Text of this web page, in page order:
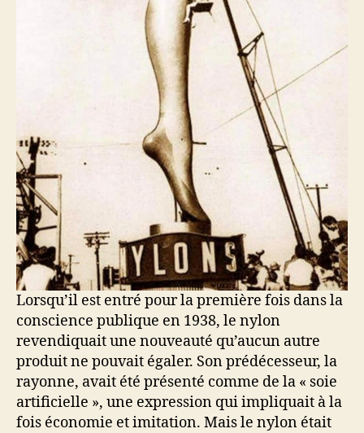
Lorsqu’il est entré pour la première fois dans la
conscience publique en 1938, le nylon
revendiquait une nouveauté qu’aucun autre
produit ne pouvait égaler. Son prédécesseur, la
rayonne, avait été présenté comme de la « soie
artificielle », une expression qui impliquait à la
fois économie et imitation. Mais le nylon était